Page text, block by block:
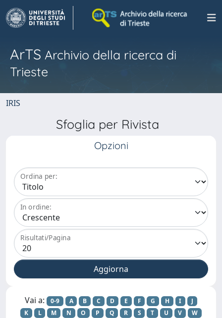
ArTS Archivio della ricerca di
Trieste
IRIS
Sfoglia per Rivista
Opzioni
Ordina per:
In ordine:
Risultati/Pagina
Vai a: 0-9 A B C D E F G H I
J
K
L M N O P Q R S T U V
W